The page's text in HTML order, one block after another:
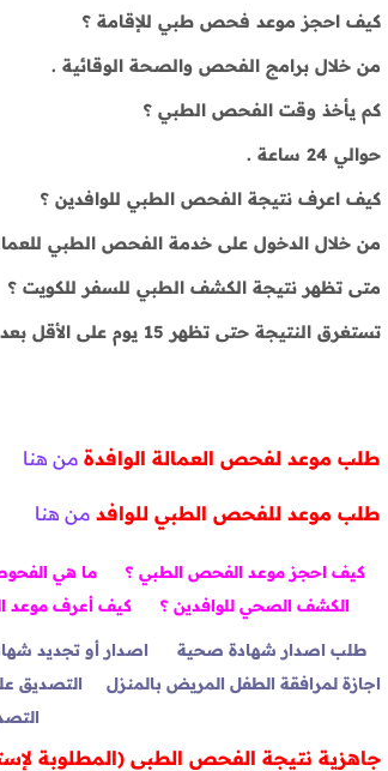
كيف احجز موعد فحص طبي للإقامة ؟
من خلال برامج الفحص والصحة الوقائية .
كم يأخذ وقت الفحص الطبي ؟
حوالي 24 ساعة .
كيف اعرف نتيجة الفحص الطبي للوافدين ؟
من خلال الدخول على خدمة الفحص الطبي
متى تظهر نتيجة الكشف الطبي للسفر للكويت ؟
تستغرق النتيجة حتى تظهر 15 يوم على الأقل بعد الخضوع للكشف الطبي .
طلب موعد لفحص العمالة الوافدة من هنا
طلب موعد للفحص الطبي للوافد من هنا
كيف احجز موعد الفحص الطبي ؟ ما هي
الكشف الصحي للوافدين ؟
كيف أعرف موعد
طلب اصدار شهادة صحية اصدار أو تجديد
اجازة لمرافقة الطفل المريض بالمنزل
التصديق
جاهزية نتيجة الفحص الطبي (المطلوبة